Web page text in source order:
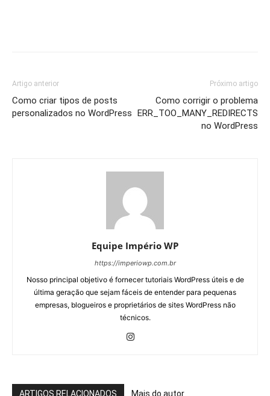
Artigo anterior
Como criar tipos de posts
personalizados no WordPress
Próximo artigo
Como corrigir o problema
ERR_TOO_MANY_REDIRECTS
no WordPress
Equipe Império WP
https://imperiowp.com.br
Nosso principal objetivo é fornecer tutoriais WordPress úteis e de
última geração que sejam fáceis de entender para pequenas
empresas, blogueiros e proprietários de sites WordPress não
técnicos.
ARTIGOS RELACIONADOS Mais do autor